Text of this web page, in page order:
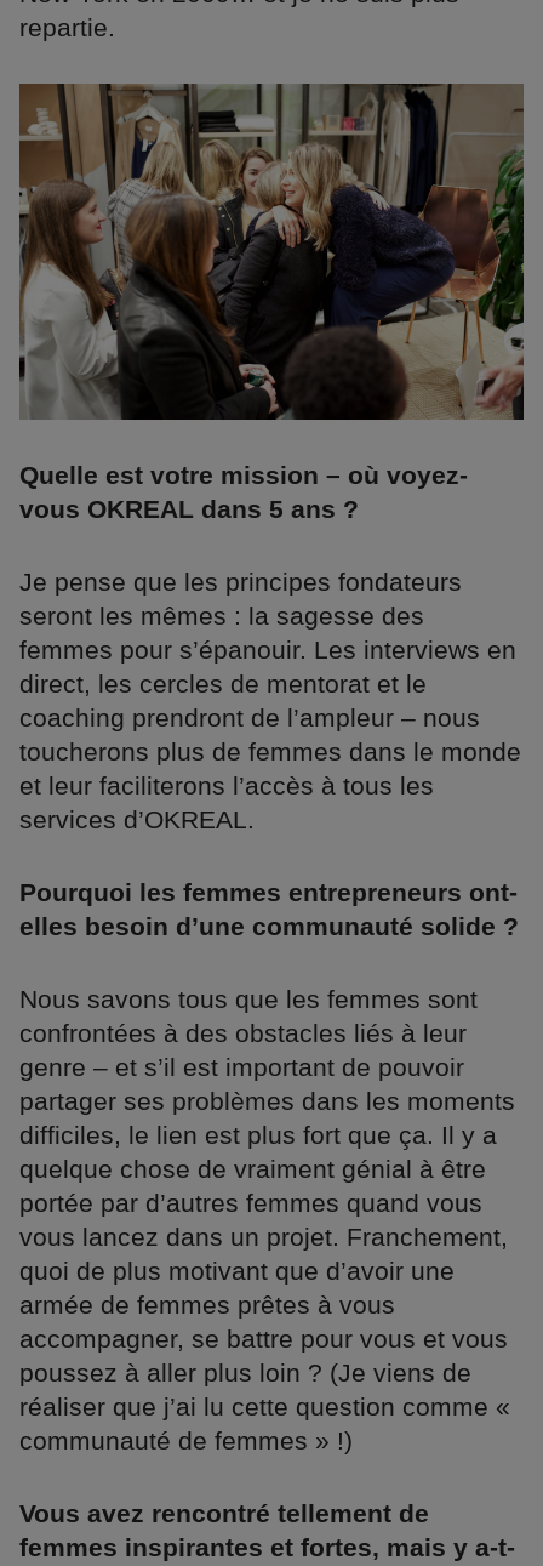
repartie.
Quelle est votre mission – où voyez-
vous OKREAL dans 5 ans ?
Je pense que les principes fondateurs
seront les mêmes : la sagesse des
femmes pour s’épanouir. Les interviews en
direct, les cercles de mentorat et le
coaching prendront de l’ampleur – nous
toucherons plus de femmes dans le monde
et leur faciliterons l’accès à tous les
services d’OKREAL.
Pourquoi les femmes entrepreneurs ont-
elles besoin d’une communauté solide ?
Nous savons tous que les femmes sont
confrontées à des obstacles liés à leur
genre – et s’il est important de pouvoir
partager ses problèmes dans les moments
difficiles, le lien est plus fort que ça. Il y a
quelque chose de vraiment génial à être
portée par d’autres femmes quand vous
vous lancez dans un projet. Franchement,
quoi de plus motivant que d’avoir une
armée de femmes prêtes à vous
accompagner, se battre pour vous et vous
poussez à aller plus loin ? (Je viens de
réaliser que j’ai lu cette question comme «
communauté de femmes » !)
Vous avez rencontré tellement de
femmes inspirantes et fortes, mais y a-t-